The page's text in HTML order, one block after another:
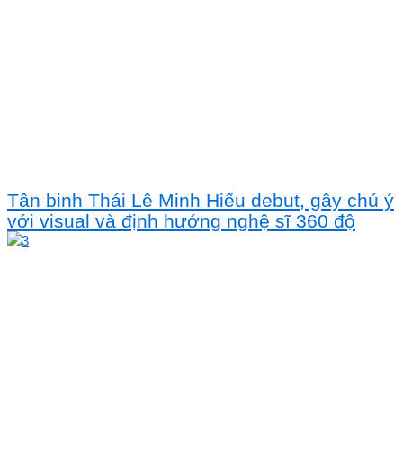
Tân binh Thái Lê Minh Hiếu debut, gây chú ý
với visual và định hướng nghệ sĩ 360 độ